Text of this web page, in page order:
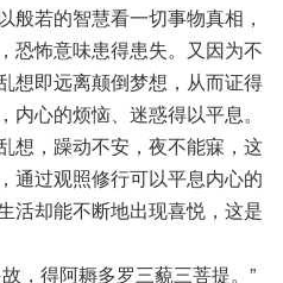
般若的智慧看一切事物真相，
恐怖意味患得患失。又因为不
想即远离颠倒梦想，从而证得
心的烦恼、迷惑得以平息。
想，躁动不安，夜不能寐，这
通过观照修行可以平息内心的
活却能不断地出现喜悦，这是
，得阿耨多罗三藐三菩提。”